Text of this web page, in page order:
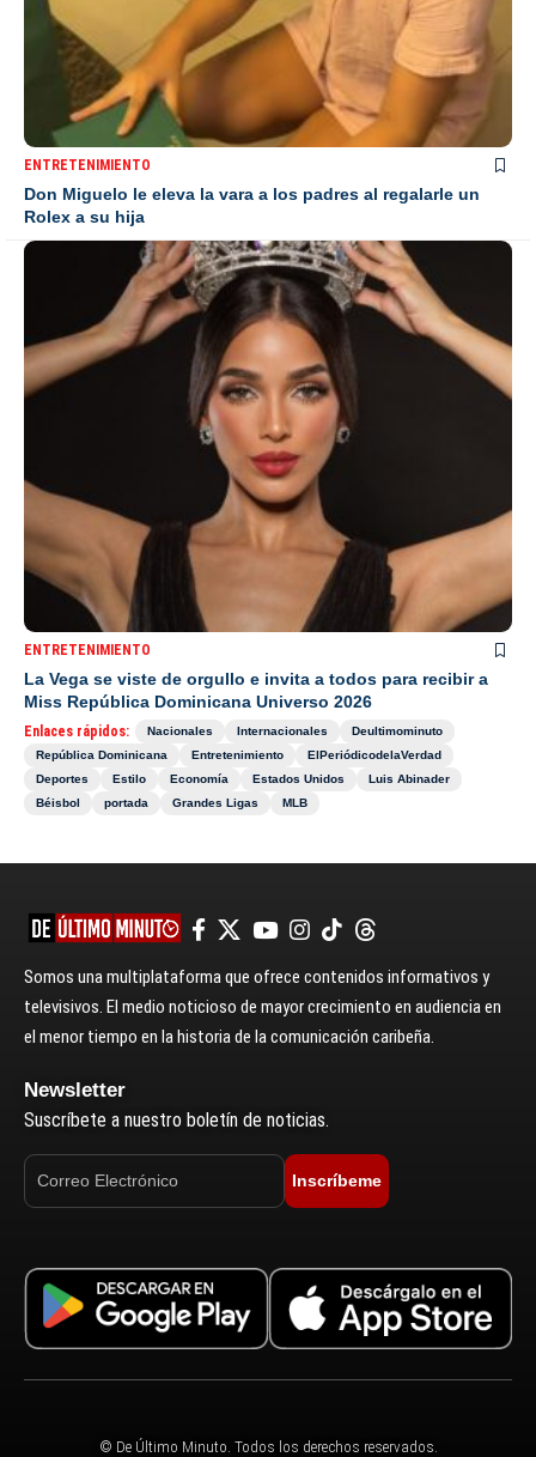
ENTRETENIMIENTO
Don Miguelo le eleva la vara a los padres al regalarle un
Rolex a su hija
ENTRETENIMIENTO
La Vega se viste de orgullo e invita a todos para recibir a
Miss República Dominicana Universo 2026
Enlaces rápidos: Nacionales Internacionales
Deultimominuto
República Dominicana
Entretenimiento
ElPeriódicodelaVerdad
Deportes
Estilo Economía Estados Unidos
Luis Abinader
Béisbol
portada Grandes Ligas MLB
Somos una multiplataforma que ofrece contenidos informativos y
televisivos. El medio noticioso de mayor crecimiento en audiencia en
el menor tiempo en la historia de la comunicación caribeña.
Newsletter
Suscríbete a nuestro boletín de noticias.
Inscríbeme
© De Último Minuto. Todos los derechos reservados.